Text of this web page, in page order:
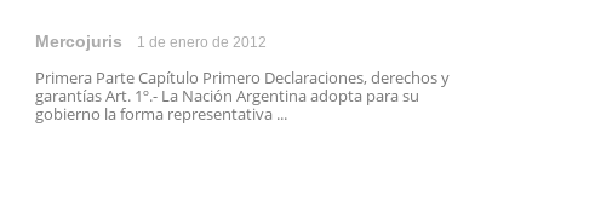
Mercojuris 1 de enero de 2012
Primera Parte Capítulo Primero Declaraciones, derechos y
garantías Art. 1º.- La Nación Argentina adopta para su
gobierno la forma representativa ...